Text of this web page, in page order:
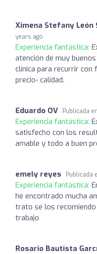
Ximena Stefany León
years ago
Experiencia fantástica:
atención de muy
clínica para recurrir con
precio- calidad.
Eduardo OV Publicada en
Experiencia fantástica:
satisfecho con los
amable y todo a buen
emely reyes Publicada
Experiencia fantástica:
he encontrado mucha
trato se los
trabajo
Rosario Bautista